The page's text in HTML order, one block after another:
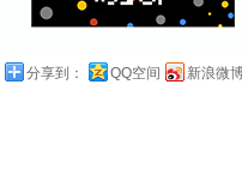
分享到： QQ空间 新浪微